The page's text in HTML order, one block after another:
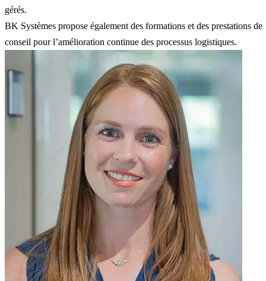
gérés.
BK Systèmes propose également des formations et des prestations de
conseil pour l’amélioration continue des processus logistiques.